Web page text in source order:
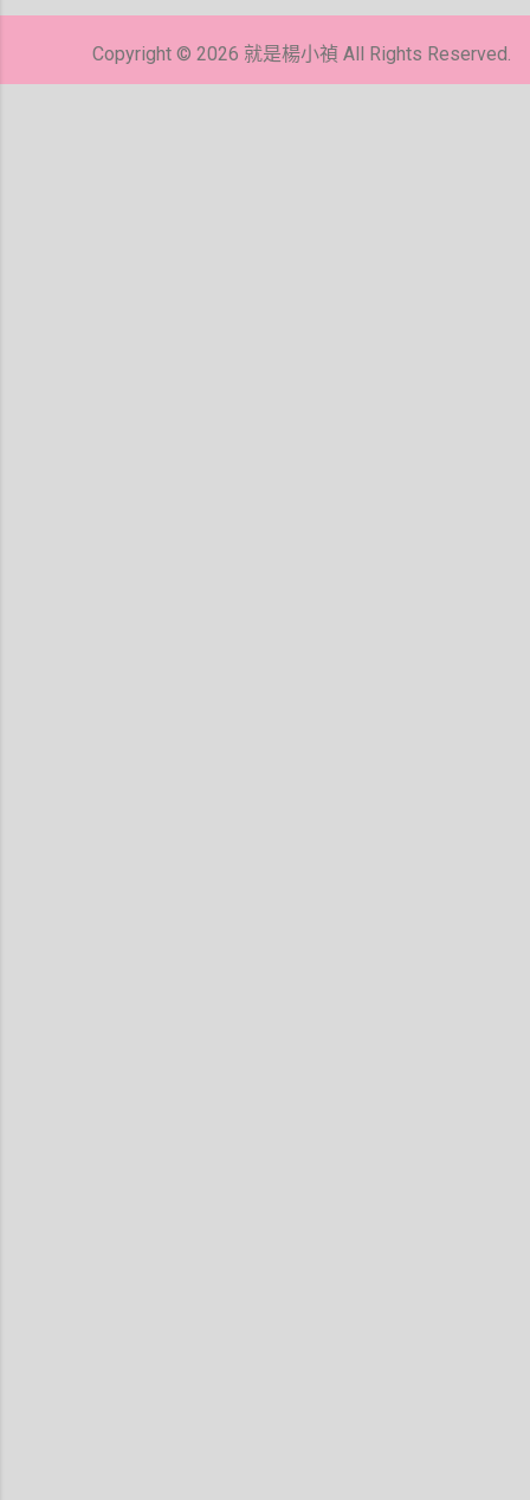
貼
Copyright © 2026 就是楊小禎 All Rights Reserved.